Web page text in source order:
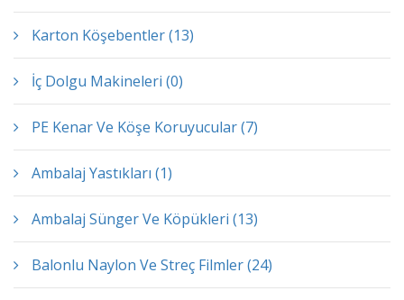
Karton Köşebentler (13)
İç Dolgu Makineleri (0)
PE Kenar Ve Köşe Koruyucular (7)
Ambalaj Yastıkları (1)
Ambalaj Sünger Ve Köpükleri (13)
Balonlu Naylon Ve Streç Filmler (24)